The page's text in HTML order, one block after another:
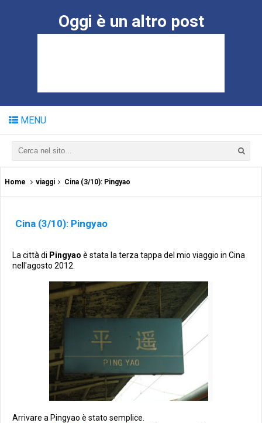
Oggi è un altro post
MENU
Home viaggi Cina (3/10): Pingyao
Cina (3/10): Pingyao
La città di Pingyao è stata la terza tappa del mio viaggio in Cina
nell'agosto 2012.
Arrivare a Pingyao è stato semplice.